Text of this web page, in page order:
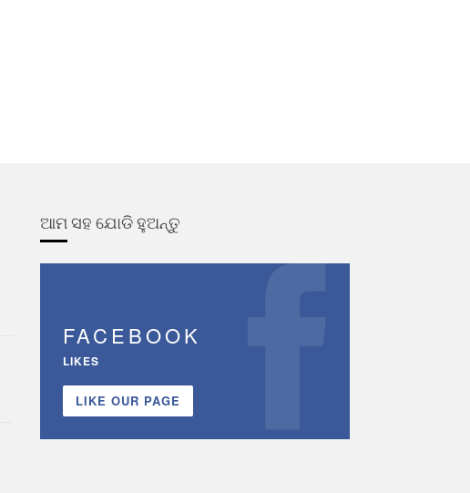
ଆମ ସହ ଯୋଡି ହୁଅନ୍ତୁ
FACEBOOK
LIKES
LIKE OUR PAGE